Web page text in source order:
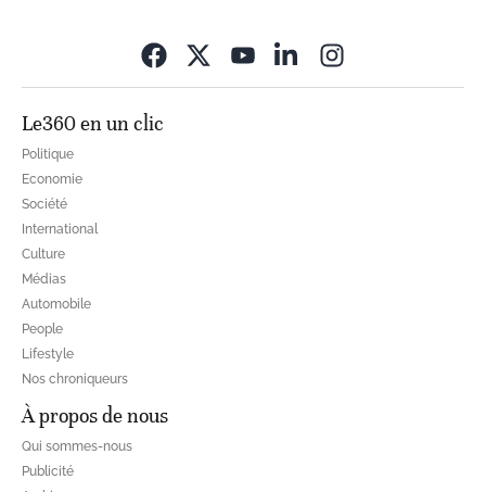
Le360 en un clic
Politique
Economie
Société
International
Culture
Médias
Automobile
People
Lifestyle
Nos chroniqueurs
À propos de nous
Qui sommes-nous
Publicité